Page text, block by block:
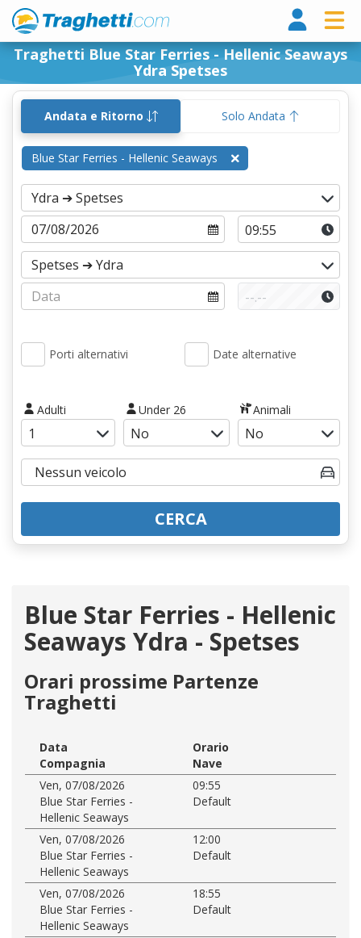
Traghetti Blue Star Ferries - Hellenic Seaways
Ydra Spetses
Andata e Ritorno Solo Andata
Blue Star Ferries - Hellenic Seaways
Porti alternativi Date alternative
Adulti Under 26 Animali
CERCA
Blue Star Ferries - Hellenic
Seaways Ydra - Spetses
Orari prossime Partenze
Traghetti
Data
Orario
Compagnia
Nave
Ven, 07/08/2026
09:55
Blue Star Ferries -
Hellenic Seaways
Default
Ven, 07/08/2026
12:00
Blue Star Ferries -
Hellenic Seaways
Default
Ven, 07/08/2026
18:55
Blue Star Ferries -
Hellenic Seaways
Default